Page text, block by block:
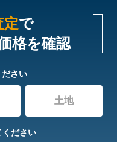
定で
格を確認
さい
土地
ください